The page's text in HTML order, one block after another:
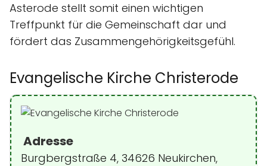
Asterode stellt somit einen wichtigen
Treffpunkt für die Gemeinschaft dar und
fördert das Zusammengehörigkeitsgefühl.
Evangelische Kirche Christerode
Adresse
Burgbergstraße 4, 34626 Neukirchen,